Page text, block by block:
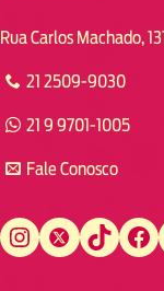
Rua Carlos Machado,
21 2509-9030
21 9 9701-1005
Fale Conosco
Instagram Twitter TikTok Facebook